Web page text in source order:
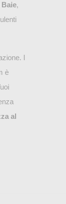
,
I
è
al